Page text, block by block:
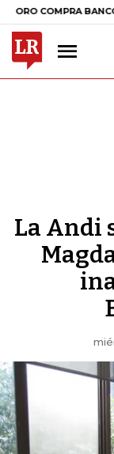
BANCO DE LA
La Andi